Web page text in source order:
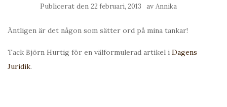
Publicerat den 22 februari, 2013 av Annika
Äntligen är det någon som sätter ord på mina tankar!
Tack Björn Hurtig för en välformulerad artikel i Dagens
Juridik.